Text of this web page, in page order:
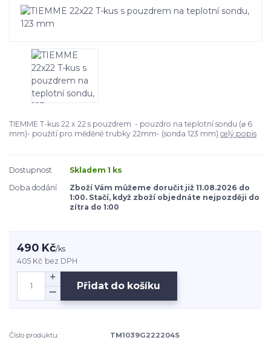
TIEMME T-kus 22 x 22 s pouzdrem - pouzdro na teplotní sondu (⌀ 6
mm)- použití pro měděné trubky 22mm- (sonda 123 mm) celý popis
Dostupnost
Skladem 1 ks
Doba dodání
Zboží Vám můžeme doručit již 11.08.2026 do
1:00. Stačí, když zboží objednáte nejpozději do
zítra do 1:00
490 Kč/ks
405 Kč bez DPH
Přidat do košíku
Číslo produktu:
TM1039G222204S